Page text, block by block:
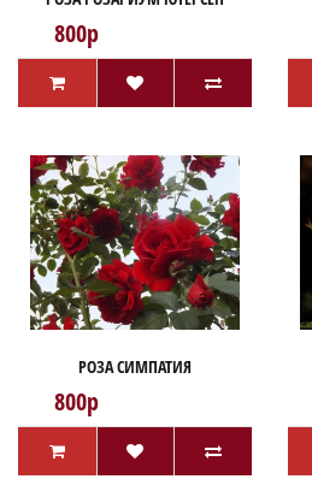
800р
РОЗА СИМПАТИЯ
800р